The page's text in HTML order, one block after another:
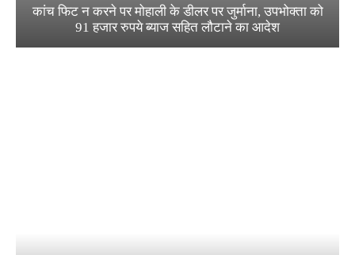
कांच फिट न करने पर मोहाली के डीलर पर जुर्माना, उपभोक्ता को
91 हजार रुपये ब्याज सहित लौटाने का आदेश